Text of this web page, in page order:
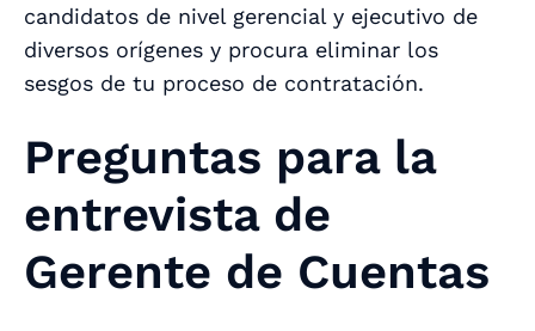
candidatos de nivel gerencial y ejecutivo de
diversos orígenes y procura eliminar los
sesgos de tu proceso de contratación.
Preguntas para la
entrevista de
Gerente de Cuentas